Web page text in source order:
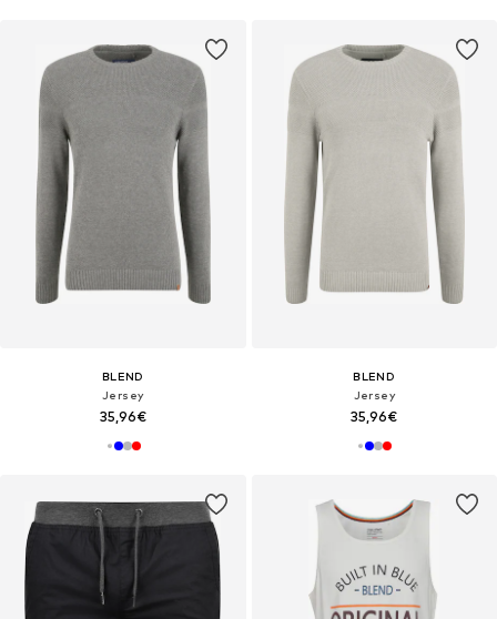
BLEND
Jersey
35,96€
BLEND
Jersey
35,96€